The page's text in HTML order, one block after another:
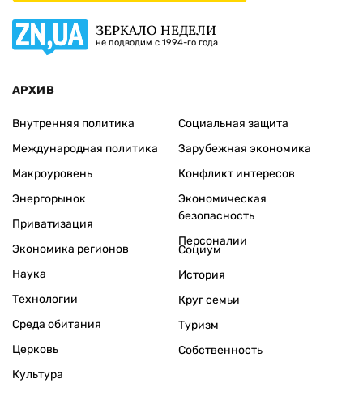
ЗЕРКАЛО НЕДЕЛИ
не подводим с 1994-го года
АРХИВ
Внутренняя политика
Международная политика
Макроуровень
Энергорынок
Приватизация
Экономика регионов
Социальная защита
Зарубежная экономика
Конфликт интересов
Экономическая
безопасность
Персоналии
Наука
Технологии
Среда обитания
Церковь
Культура
Социум
История
Круг семьи
Туризм
Собственность